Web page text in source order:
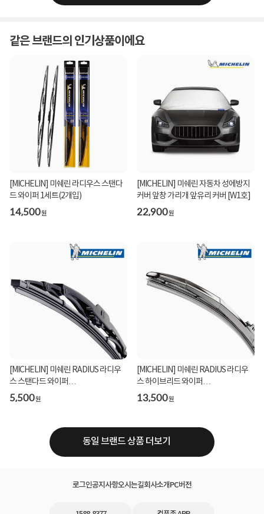
같은 브랜드의 인기상품이에요
[MICHELIN] 미쉐린 라디우스 스탠다
드 와이퍼 1세트(2개입)
14,500원
[MICHELIN] 미쉐린 자동차 성에방지
커버 앞창 가리개 앞유리 커버 [W1호]
22,900원
[MICHELIN] 미쉐린 RADIUS 라디우
스 스탠다드 와이퍼
[35.56cm(350mm)]
5,500원
[MICHELIN] 미쉐린 RADIUS 라디우
스 하이브리드 와이퍼
[40.64cm(400mm)]
13,500원
동일 브랜드 상품 더보기
로그인공지사항오시는길회사소개PC버전